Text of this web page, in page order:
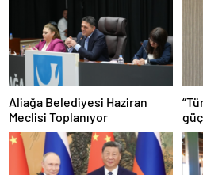
Aliağa Belediyesi Haziran
Meclisi Toplanıyor